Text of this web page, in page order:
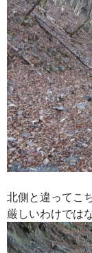
北側と違ってこ
厳しいわけでは